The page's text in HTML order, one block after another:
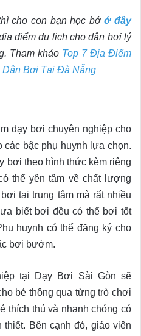
cho con bạn học bởở đây
điểm du lịch cho dân bơi lý
Tham khảo Top 7 Địa Điểm
Dân Bơi Tại Đà Nẵng
dạy bơi chuyên nghiệp cho
bậc phụ huynh lựa chọn.
bơi theo hình thức kèm riêng
thể yên tâm về chất lượng
tại trung tâm mà rất nhiều
biết bơi đều có thể bơi tốt
huynh có thể đăng ký cho
bơi bướm.
tại Dạy Bơi Sài Gòn sẽ
bé thông qua từng trò chơi
thích thú và nhanh chóng có
Bên cạnh đó, giáo viên